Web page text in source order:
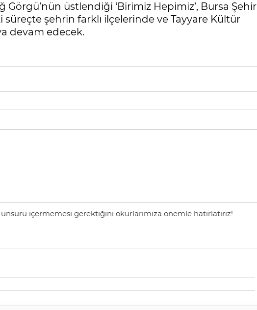
üstlendiği ‘Birimiz Hepimiz’, Bursa Şehir
şehrin farklı ilçelerinde ve Tayyare Kültür
devam edecek.
içermemesi gerektiğini okurlarımıza önemle hatırlatırız!